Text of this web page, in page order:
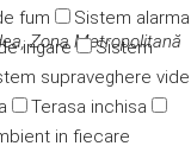
fum
Sistem alarma
irigare
Sistem
supraveghere
Terasa inchisa
in fiecare
Zona Metropolitană